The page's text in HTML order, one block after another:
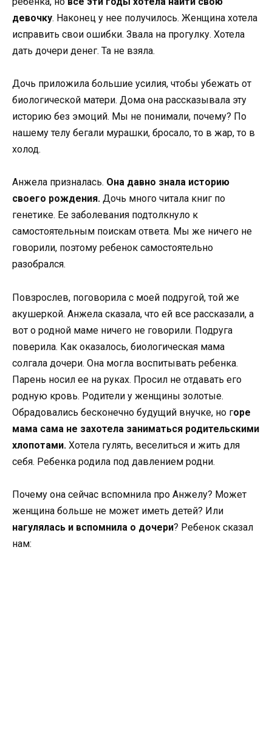
девочку. Наконец у нее получилось. Женщина хотела
исправить свои ошибки. Звала на прогулку. Хотела
дать дочери денег. Та не взяла.
Дочь приложила большие усилия, чтобы убежать от
биологической матери. Дома она рассказывала эту
историю без эмоций. Мы не понимали, почему? По
нашему телу бегали мурашки, бросало, то в жар, то в
холод.
Анжела призналась. Она давно знала историю
своего рождения. Дочь много читала книг по
генетике. Ее заболевания подтолкнуло к
самостоятельным поискам ответа. Мы же ничего не
говорили, поэтому ребенок самостоятельно
разобрался.
Повзрослев, поговорила с моей подругой, той же
акушеркой. Анжела сказала, что ей все рассказали, а
вот о родной маме ничего не говорили. Подруга
поверила. Как оказалось, биологическая мама
солгала дочери. Она могла воспитывать ребенка.
Парень носил ее на руках. Просил не отдавать его
родную кровь. Родители у женщины золотые.
Обрадовались бесконечно будущий внучке, но горе
мама сама не захотела заниматься родительскими
хлопотами. Хотела гулять, веселиться и жить для
себя. Ребенка родила под давлением родни.
Почему она сейчас вспомнила про Анжелу? Может
женщина больше не может иметь детей? Или
нагулялась и вспомнила о дочери? Ребенок сказал
нам: